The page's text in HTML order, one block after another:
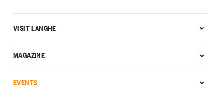
VISIT LANGHE
MAGAZINE
EVENTS